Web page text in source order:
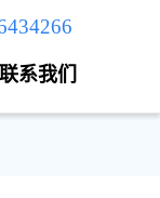
联系我们